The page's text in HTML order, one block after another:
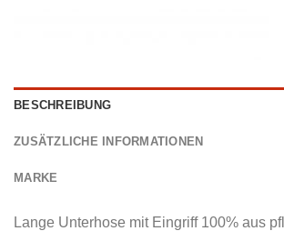
BESCHREIBUNG
ZUSÄTZLICHE INFORMATIONEN
MARKE
Lange Unterhose mit Eingriff 100% aus